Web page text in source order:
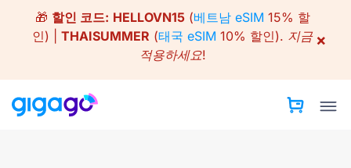
content
🎁 할인 코드: HELLOVN15(베트남 eSIM 15% 할
인) | THAISUMMER (태국 eSIM 10% 할인). 지금
적용하세요!
×